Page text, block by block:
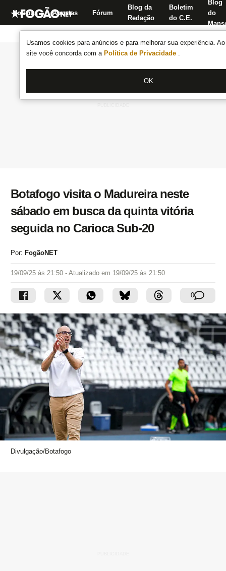
Usamos cookies para anúncios e para melhorar sua experiência.
site você concorda com a Política de Privacidade .
OK
Notícias Apostas Fórum
Blog da
Redação
Boletim
do C.E.
Blog
do
Botafogo visita o Madureira neste
sábado em busca da quinta vitória
seguida no Carioca Sub-20
Por: FogãoNET
19/09/25 às 21:50 - Atualizado em 19/09/25 às 21:50
0
Divulgação/Botafogo